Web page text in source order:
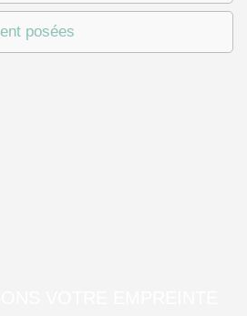
posées